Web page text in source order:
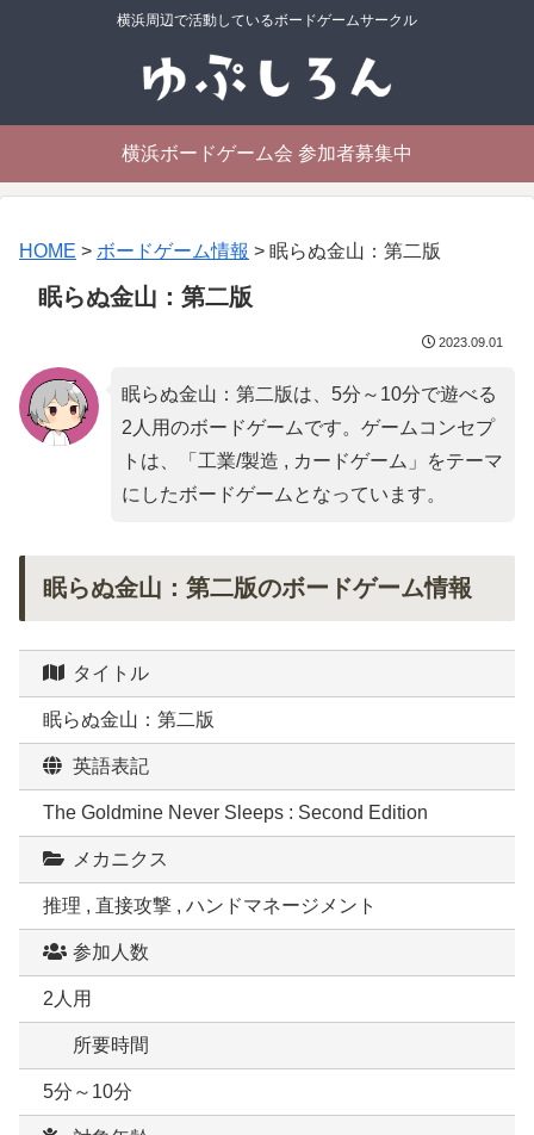
横浜周辺で活動しているボードゲームサークル
横浜ボードゲーム会 参加者募集中
HOME > ボードゲーム情報 > 眠らぬ金山：第二版
眠らぬ金山：第二版
2023.09.01
眠らぬ金山：第二版は、5分～10分で遊べる
2人用のボードゲームです。ゲームコンセプ
トは、「 工業/製造 , カードゲーム 」をテーマ
にしたボードゲームとなっています。
眠らぬ金山：第二版のボードゲーム情報
タイトル
眠らぬ金山：第二版
英語表記
The Goldmine Never Sleeps : Second Edition
メカニクス
推理 , 直接攻撃 , ハンドマネージメント
参加人数
2人用
所要時間
5分～10分